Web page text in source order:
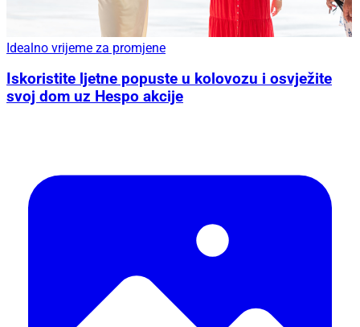
Idealno vrijeme za promjene
Iskoristite ljetne popuste u kolovozu i osvježite
svoj dom uz Hespo akcije